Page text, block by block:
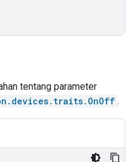
tentang parameter
.